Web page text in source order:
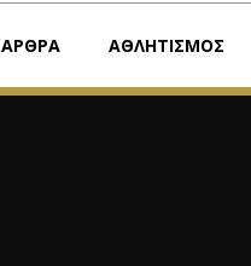
ΑΡΘΡΑ ΑΘΛΗΤΙΣΜΟΣ